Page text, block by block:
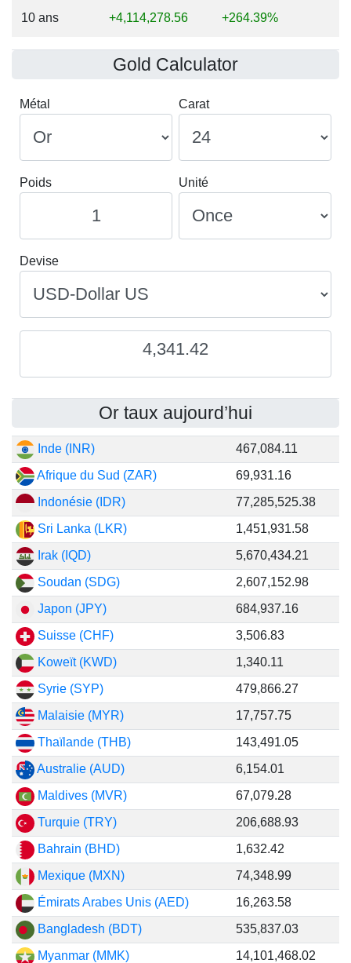
10 ans +4,114,278.56 +264.39%
Gold Calculator
Métal Carat
Poids Unité
Devise
4,341.42
Or taux aujourd’hui
Inde (INR)
467,084.11
Afrique du Sud (ZAR)
69,931.16
Indonésie (IDR)
77,285,525.38
Sri Lanka (LKR)
1,451,931.58
Irak (IQD)
5,670,434.21
Soudan (SDG)
2,607,152.98
Japon (JPY)
684,937.16
Suisse (CHF)
3,506.83
Koweït (KWD)
1,340.11
Syrie (SYP)
479,866.27
Malaisie (MYR)
17,757.75
Thaïlande (THB)
143,491.05
Australie (AUD)
6,154.01
Maldives (MVR)
67,079.28
Turquie (TRY)
206,688.93
Bahrain (BHD)
1,632.42
Mexique (MXN)
74,348.99
Émirats Arabes Unis (AED)
16,263.58
Bangladesh (BDT)
535,837.03
Myanmar (MMK)
14,101,468.02